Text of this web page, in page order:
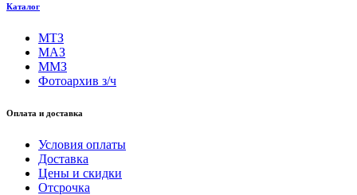
Каталог
МТЗ
МАЗ
ММЗ
Фотоархив з/ч
Оплата и доставка
Условия оплаты
Доставка
Цены и скидки
Отсрочка